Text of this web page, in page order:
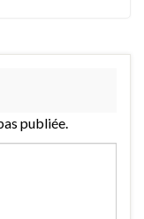
publiée.